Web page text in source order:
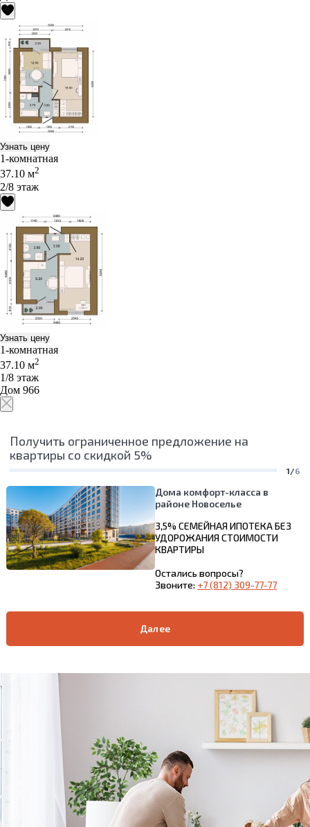
Узнать цену
1-комнатная
37.10 м2
2/8 этаж
Узнать цену
1-комнатная
37.10 м2
1/8 этаж
Дом 966
Получить ограниченное предложение на
квартиры со скидкой 5%
1/6
Дома комфорт-класса в
районе Новоселье
3,5% СЕМЕЙНАЯ ИПОТЕКА БЕЗ
УДОРОЖАНИЯ СТОИМОСТИ
КВАРТИРЫ
Остались вопросы?
Звоните: +7 (812) 309-77-77